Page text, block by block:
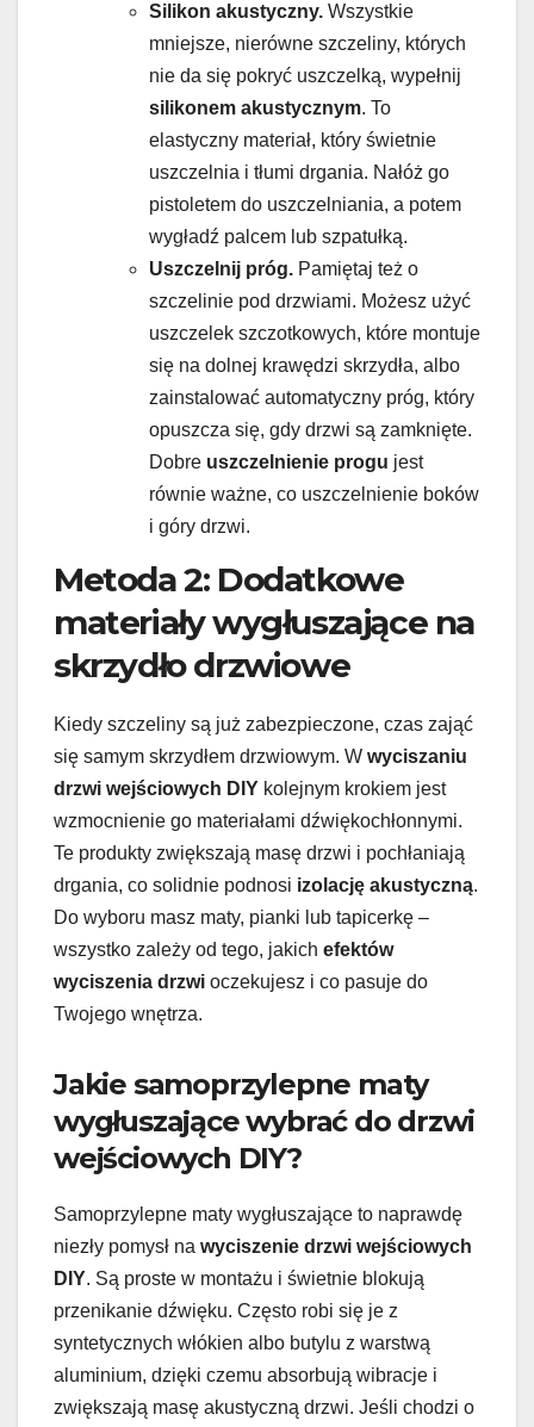
Silikon akustyczny. Wszystkie
mniejsze, nierówne szczeliny, których
nie da się pokryć uszczelką, wypełnij
silikonem akustycznym. To
elastyczny materiał, który świetnie
uszczelnia i tłumi drgania. Nałóż go
pistoletem do uszczelniania, a potem
wygładź palcem lub szpatułką.
Uszczelnij próg. Pamiętaj też o
szczelinie pod drzwiami. Możesz użyć
uszczelek szczotkowych, które montuje
się na dolnej krawędzi skrzydła, albo
zainstalować automatyczny próg, który
opuszcza się, gdy drzwi są zamknięte.
Dobre uszczelnienie progu jest
równie ważne, co uszczelnienie boków
i góry drzwi.
Metoda 2: Dodatkowe
materiały wygłuszające na
skrzydło drzwiowe
Kiedy szczeliny są już zabezpieczone, czas zająć
się samym skrzydłem drzwiowym. W wyciszaniu
drzwi wejściowych DIY kolejnym krokiem jest
wzmocnienie go materiałami dźwiękochłonnymi.
Te produkty zwiększają masę drzwi i pochłaniają
drgania, co solidnie podnosi izolację akustyczną.
Do wyboru masz maty, pianki lub tapicerkę –
wszystko zależy od tego, jakich efektów
wyciszenia drzwi oczekujesz i co pasuje do
Twojego wnętrza.
Jakie samoprzylepne maty
wygłuszające wybrać do drzwi
wejściowych DIY?
Samoprzylepne maty wygłuszające to naprawdę
niezły pomysł na wyciszenie drzwi wejściowych
DIY. Są proste w montażu i świetnie blokują
przenikanie dźwięku. Często robi się je z
syntetycznych włókien albo butylu z warstwą
aluminium, dzięki czemu absorbują wibracje i
zwiększają masę akustyczną drzwi. Jeśli chodzi o